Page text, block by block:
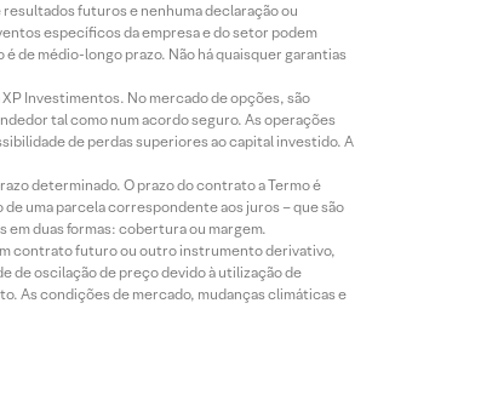
futuros e nenhuma declaração ou
específicos da empresa e do setor podem
de médio-longo prazo. Não há quaisquer garantias
Investimentos. No mercado de opções, são
tal como num acordo seguro. As operações
de perdas superiores ao capital investido. A
determinado. O prazo do contrato a Termo é
uma parcela correspondente aos juros – que são
em duas formas: cobertura ou margem.
contrato futuro ou outro instrumento derivativo,
de oscilação de preço devido à utilização de
As condições de mercado, mudanças climáticas e